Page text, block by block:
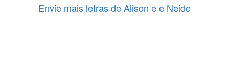
Envie mais letras de Alison e e Neide